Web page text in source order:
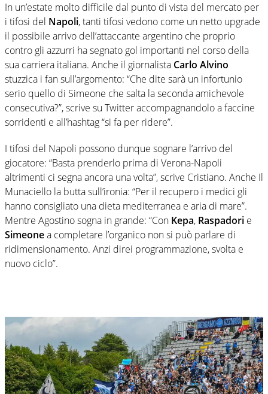
In un’estate molto difficile dal punto di vista del mercato per
i tifosi del Napoli, tanti tifosi vedono come un netto upgrade
il possibile arrivo dell’attaccante argentino che proprio
contro gli azzurri ha segnato gol importanti nel corso della
sua carriera italiana. Anche il giornalista Carlo Alvino
stuzzica i fan sull’argomento: “Che dite sarà un infortunio
serio quello di Simeone che salta la seconda amichevole
consecutiva?”, scrive su Twitter accompagnandolo a faccine
sorridenti e all’hashtag “si fa per ridere”.
I tifosi del Napoli possono dunque sognare l’arrivo del
giocatore: “Basta prenderlo prima di Verona-Napoli
altrimenti ci segna ancora una volta”, scrive Cristiano. Anche Il
Munaciello la butta sull’ironia: “Per il recupero i medici gli
hanno consigliato una dieta mediterranea e aria di mare”.
Mentre Agostino sogna in grande: “Con Kepa, Raspadori e
Simeonea completare l’organico non si può parlare di
ridimensionamento. Anzi direi programmazione, svolta e
nuovo ciclo”.